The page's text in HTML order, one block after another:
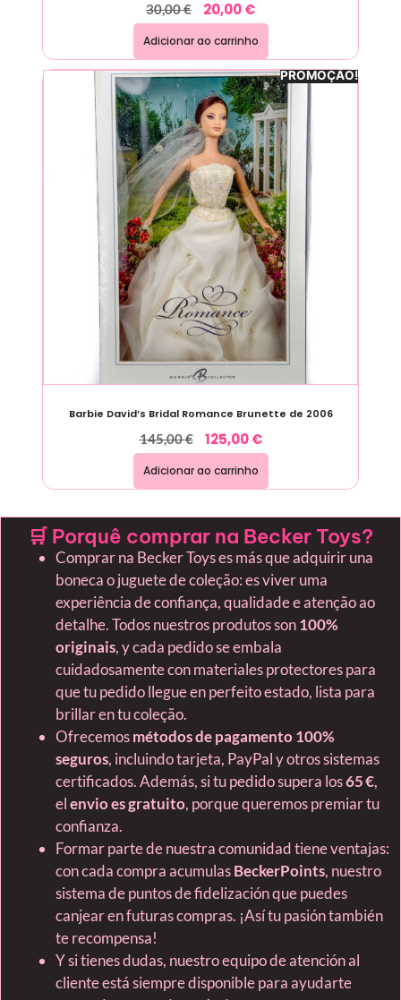
30,00€ 20,00€
Adicionar ao carrinho
PROMOÇÃO!
Barbie David’s Bridal Romance Brunette de 2006
145,00€ 125,00€
Adicionar ao carrinho
🛒 Porquê comprar na Becker Toys?
Comprar na Becker Toys es más que adquirir una
boneca o juguete de coleção: es viver uma
experiência de confiança, qualidade e atenção ao
detalhe. Todos nuestros produtos son100%
originais, y cada pedido se embala
cuidadosamente con materiales protectores para
que tu pedido llegue en perfeito estado, lista para
brillar en tu coleção.
Ofrecemosmétodos de pagamento 100%
seguros, incluindo tarjeta, PayPal y otros sistemas
certificados. Además, si tu pedido supera los65 €,
elenvio es gratuito, porque queremos premiar tu
confianza.
Formar parte de nuestra comunidad tiene ventajas:
con cada compra acumulasBeckerPoints, nuestro
sistema de puntos de fidelización que puedes
canjear en futuras compras. ¡Así tu pasión también
te recompensa!
Y si tienes dudas, nuestro equipo de atención al
cliente está siempre disponible para ayudarte